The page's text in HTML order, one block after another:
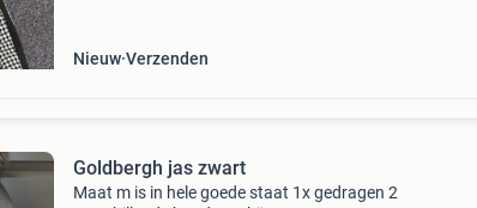
Nieuw Verzenden
Goldbergh jas zwart
Maat m is in hele goede staat 1x gedragen 2